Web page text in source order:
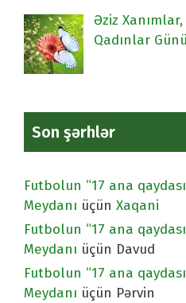
Əziz
Qadınlar
Son şərhlər
Futbolun “17 ana
Meydanı üçün Xaqani
Futbolun “17 ana
Meydanı üçün Davud
Futbolun “17 ana
Meydanı üçün Pərvin